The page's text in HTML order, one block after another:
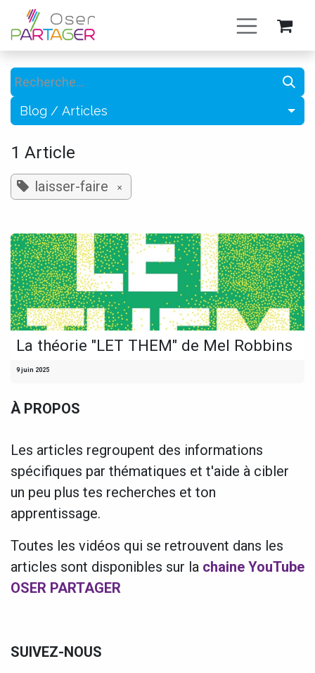
Se rendre au contenu
Blog / Articles
1 Article
laisser-faire ×
La théorie "LET THEM" de Mel Robbins
9 juin 2025
À PROPOS
Les articles regroupent des informations
spécifiques par thématiques et t'aide à cibler
un peu plus tes recherches et ton
apprentissage.
Toutes les vidéos qui se retrouvent dans les
articles sont disponibles sur la chaine YouTube
OSER PARTAGER
SUIVEZ-NOUS